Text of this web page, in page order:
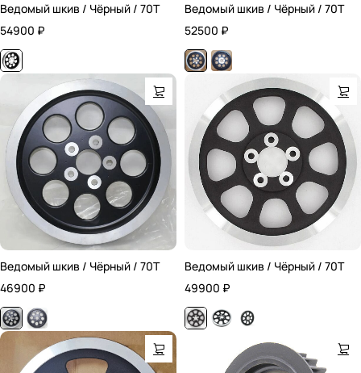
Ведомый шкив / Чёрный / 70T
54900 ₽
Ведомый шкив / Чёрный / 70T
52500 ₽
Ведомый шкив / Чёрный / 70T
46900 ₽
Ведомый шкив / Чёрный / 70T
49900 ₽